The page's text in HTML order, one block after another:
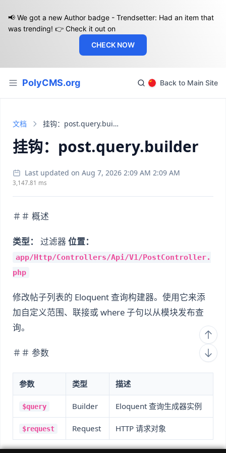
📢 We got a new Author badge - Trendsetter: Had an item that
was trending! 👉 Check it out on
CHECK NOW
PolyCMS.org Back to Main Site
文档 挂钩：post.query.builder
挂钩：post.query.builder
Last updated on Aug 7, 2026 2:09 AM 2:09 AM
3,147.81 ms
＃＃ 概述
类型： 过滤器 位置：
app/Http/Controllers/Api/V1/PostController.
php
修改帖子列表的 Eloquent 查询构建器。使用它来添
加自定义范围、联接或 where 子句以从模块发布查
询。
＃＃ 参数
参数 类型 描述
$query Builder Eloquent 查询生成器实例
$request Request HTTP 请求对象